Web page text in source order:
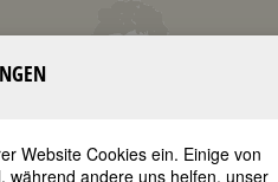
Website Cookies ein. Einige von
während andere uns helfen, unser